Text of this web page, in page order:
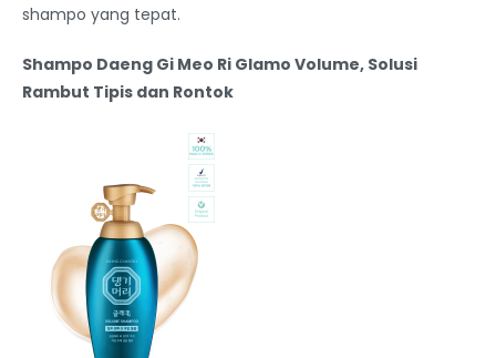
shampo yang tepat.
Shampo Daeng Gi Meo Ri Glamo Volume, Solusi
Rambut Tipis dan Rontok